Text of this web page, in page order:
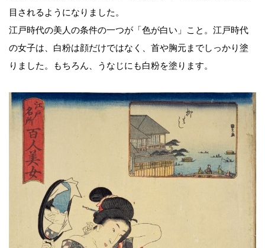
目されるようになりました。
江戸時代の美人の条件の一つが「色が白い」こと。江戸時代
の女子は、白粉は顔だけではなく、首や胸元までしっかり塗
りました。もちろん、うなじにも白粉を塗ります。